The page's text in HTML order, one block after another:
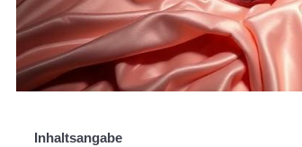
Inhaltsangabe